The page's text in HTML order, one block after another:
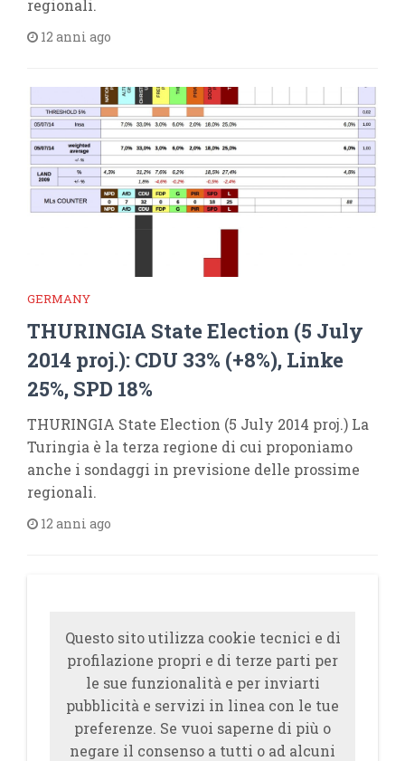
regionali.
12 anni ago
GERMANY
THURINGIA State Election (5 July
2014 proj.): CDU 33% (+8%), Linke
25%, SPD 18%
THURINGIA State Election (5 July 2014 proj.) La
Turingia è la terza regione di cui proponiamo
anche i sondaggi in previsione delle prossime
regionali.
12 anni ago
Questo sito utilizza cookie tecnici e di
profilazione propri e di terze parti per
le sue funzionalità e per inviarti
pubblicità e servizi in linea con le tue
preferenze. Se vuoi saperne di più o
negare il consenso a tutti o ad alcuni